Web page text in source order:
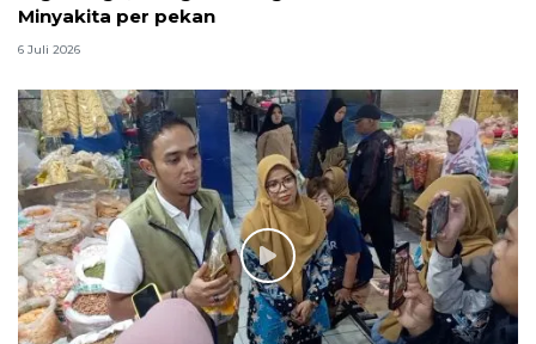
Minyakita per pekan
6 Juli 2026